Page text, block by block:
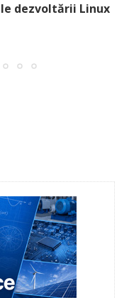
dezvoltării Linux